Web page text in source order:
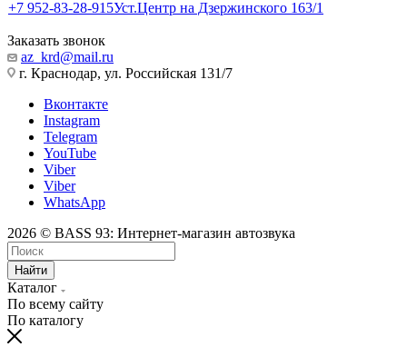
+7 952-83-28-915Уст.Центр на Дзержинского 163/1
Заказать звонок
az_krd@mail.ru
г. Краснодар, ул. Российская 131/7
Вконтакте
Instagram
Telegram
YouTube
Viber
Viber
WhatsApp
2026 © BASS 93: Интернет-магазин автозвука
Найти
Каталог
По всему сайту
По каталогу